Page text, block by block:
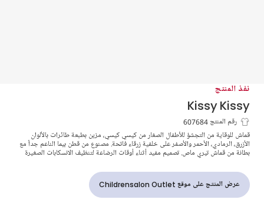
نفذ المنتج
Kissy Kissy
قماش موسلين أزرق فاتح بنقشة الطائرات
للأولاد
رقم المنتج 607684
قماش للوقاية من التجشؤ للأطفال الصغار من كيسي كيسي، مزين بطبعة طائرات بالألوان
الأزرق، الرمادي، الأحمر والأصفر على خلفية زرقاء فاتحة. مصنوع من قطن بيما الناعم جداً مع
بطانة من قماش تيري ماص. تصميم مفيد أثناء أوقات الرضاعة لتنظيف الانسكابات الصغيرة
عرض المنتج على موقع Childrensalon Outlet